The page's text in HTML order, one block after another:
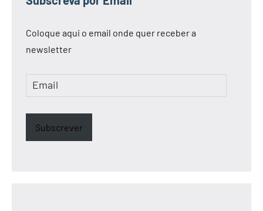
Coloque aqui o email onde quer receber a
newsletter
Email
Subscrever